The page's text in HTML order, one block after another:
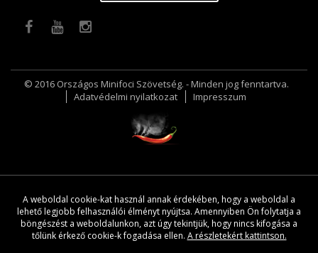
© 2016 Országos Minifoci Szövetség. - Minden jog fenntartva.
Adatvédelmi nyilatkozat
Impresszum
A weboldal cookie-kat használ annak érdekében, hogy a weboldal a
lehető legjobb felhasználói élményt nyújtsa. Amennyiben Ön folytatja a
böngészést a weboldalunkon, azt úgy tekintjük, hogy nincs kifogása a
tőlünk érkező cookie-k fogadása ellen. A részletekért kattintson.